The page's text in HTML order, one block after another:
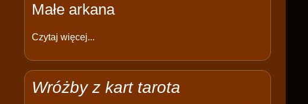
Małe arkana
Czytaj więcej...
Wróżby z kart tarota